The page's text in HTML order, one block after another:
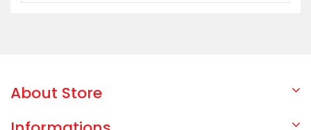
About Store